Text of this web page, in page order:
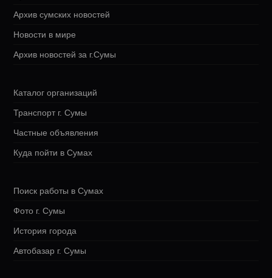
Архив сумских новостей
Новости в мире
Архив новостей за г.Сумы
Каталог организаций
Транспорт г. Сумы
Частные объявления
Куда пойти в Сумах
Поиск работы в Сумах
Фото г. Сумы
История города
Автобазар г. Сумы